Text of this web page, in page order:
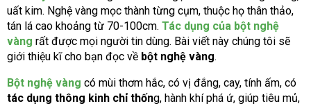
uất kim. Nghệ vàng mọc thành từng cụm, thuộc họ thân thảo,
tán lá cao khoảng từ 70-100cm. Tác dụng của bột nghệ
vàng rất được mọi người tin dùng. Bài viết này chúng tôi sẽ
giới thiệu kĩ cho bạn đọc về bột nghệ vàng.
Bột nghệ vàng có mùi thơm hắc, có vị đắng, cay, tính ấm, có
tác dụng thông kinh chỉ thống, hành khí phá ứ, giúp tiêu mủ,